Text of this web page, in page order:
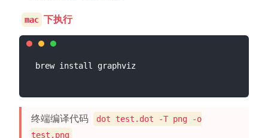
mac 下执行
终端编译代码
dot test.dot -T png -o
test.png